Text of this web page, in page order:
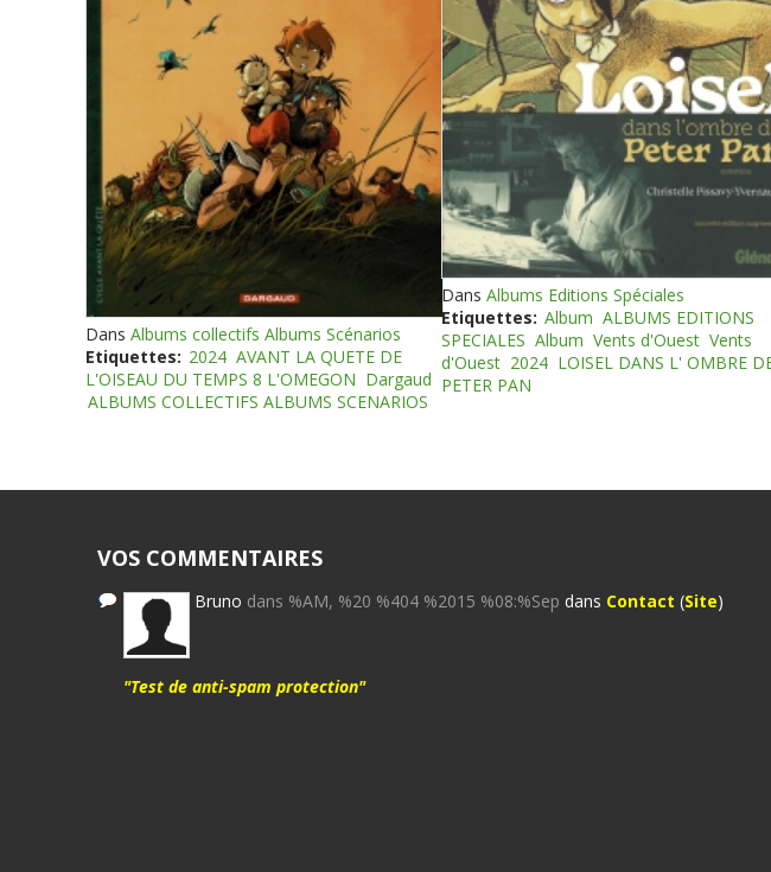
Dans Albums collectifs Albums Scénarios
Etiquettes: 2024 AVANT LA QUETE DE
L'OISEAU DU TEMPS 8 L'OMEGON Dargaud
ALBUMS COLLECTIFS ALBUMS SCENARIOS
Dans Albums Editions Spéciales
Etiquettes: Album ALBUMS EDITIONS
SPECIALES Album Vents d'Ouest Vents
d'Ouest 2024 LOISEL DANS L' OMBRE
PETER PAN
VOS COMMENTAIRES
Bruno dans %AM, %20 %404 %2015 %08:%Sep dans Contact (Site)
"Test de anti-spam protection"